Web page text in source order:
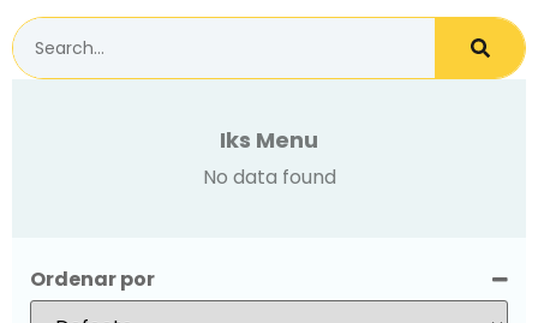
Iks Menu
No data found
Ordenar por
Sort Products